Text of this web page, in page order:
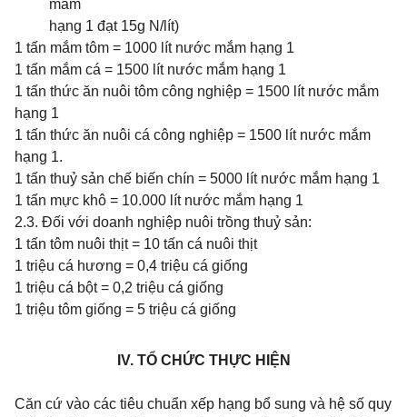
mắm
hạng 1 đạt 15g N/lít)
1 tấn mắm tôm = 1000 lít nước mắm hạng 1
1 tấn mắm cá = 1500 lít nước mắm hạng 1
1 tấn thức ăn nuôi tôm công nghiệp = 1500 lít nước mắm
hạng 1
1 tấn thức ăn nuôi cá công nghiệp = 1500 lít nước mắm
hạng 1.
1 tấn thuỷ sản chế biến chín = 5000 lít nước mắm hạng 1
1 tấn mực khô = 10.000 lít nước mắm hạng 1
2.3. Đối với doanh nghiệp nuôi trồng thuỷ sản:
1 tấn tôm nuôi thịt= 10 tấn cá nuôi thịt
1 triệu cá hương = 0,4 triệu cá giống
1 triệu cá bột= 0,2 triệu cá giống
1 triệu tôm giống = 5 triệu cá giống
IV. TỔ CHỨC THỰC HIỆN
Căn cứ vào các tiêu chuẩn xếp hạng bổ sung và hệ số quy